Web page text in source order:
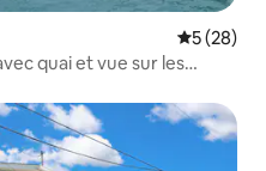
5 (28)
quai et vue sur les